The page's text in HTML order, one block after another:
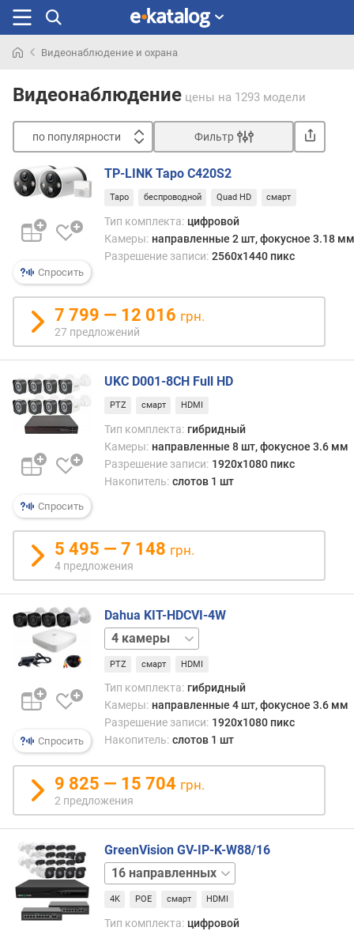
раньше
Видеонаблюдение и охрана
Видеонаблюдение цены на 1293 модели
по популярности
п
п
о
у
л
я
р
н
о
т
и
о
д
е
в
ы
х
к
д
о
р
о
г
м
т
д
о
р
о
г
и
х
к
д
е
Фильтр
Спросить
TP-LINK Tapo C420S2
Tapo беспроводной Quad HD смарт
Тип комплекта: цифровой
Камеры: направленные 2 шт, фокусное 3.18 мм
Разрешение записи: 2560x1440 пикс
7 799 — 12 016 грн.
27 предложений
Спросить
UKC D001-8CH Full HD
PTZ смарт HDMI
Тип комплекта: гибридный
Камеры: направленные 8 шт, фокусное 3.6 мм
Разрешение записи: 1920x1080 пикс
Накопитель: слотов 1 шт
5 495 — 7 148 грн.
4 предложения
Спросить
Dahua KIT-HDCVI-4W
камера2
камеры3
камеры6
камер8
камер
PTZ смарт HDMI
Тип комплекта: гибридный
Камеры: направленные 4 шт, фокусное 3.6 мм
Разрешение записи: 1920x1080 пикс
Накопитель: слотов 1 шт
9 825 — 15 704 грн.
2 предложения
GreenVision GV-IP-K-W88/16
12
купольных12
направленных16
купольных
4K POE смарт HDMI
Тип комплекта: цифровой